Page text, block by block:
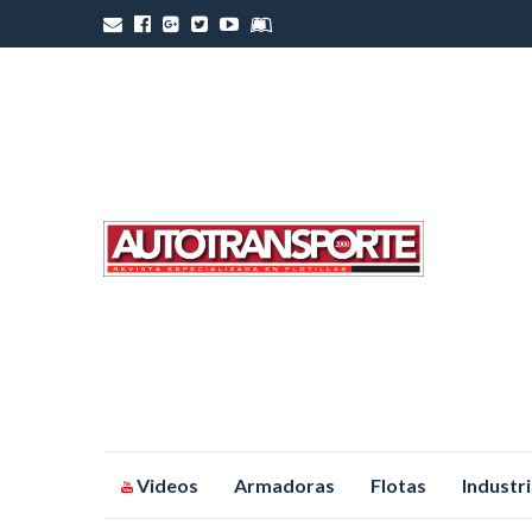
Videos Armadoras Flotas